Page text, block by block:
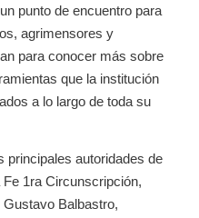
punto de encuentro para
agrimensores y
para conocer más sobre
que la institución
a lo largo de toda su
principales autoridades de
1ra Circunscripción,
Balbastro,